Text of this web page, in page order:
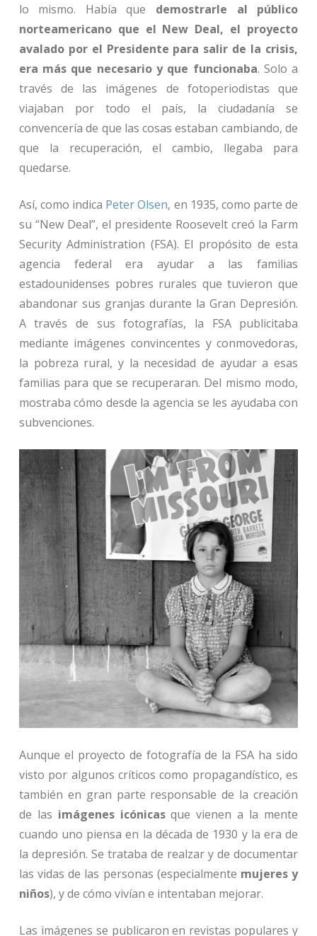
lo mismo. Había que demostrarle al público
norteamericano que el New Deal, el proyecto
avalado por el Presidente para salir de la crisis,
era más que necesario y que funcionaba. Solo a
través de las imágenes de fotoperiodistas que
viajaban por todo el país, la ciudadanía se
convencería de que las cosas estaban cambiando, de
que la recuperación, el cambio, llegaba para
quedarse.
Así, como indica Peter Olsen, en 1935, como parte de
su “New Deal”, el presidente Roosevelt creó la Farm
Security Administration (FSA). El propósito de esta
agencia federal era ayudar a las familias
estadounidenses pobres rurales que tuvieron que
abandonar sus granjas durante la Gran Depresión.
A través de sus fotografías, la FSA publicitaba
mediante imágenes convincentes y conmovedoras,
la pobreza rural, y la necesidad de ayudar a esas
familias para que se recuperaran. Del mismo modo,
mostraba cómo desde la agencia se les ayudaba con
subvenciones.
Aunque el proyecto de fotografía de la FSA ha sido
visto por algunos críticos como propagandístico, es
también en gran parte responsable de la creación
de las imágenes icónicasque vienen a la mente
cuando uno piensa en la década de 1930 y la era de
la depresión. Se trataba de realzar y de documentar
las vidas de las personas (especialmente mujeres y
niños), y de cómo vivían e intentaban mejorar.
Las imágenes se publicaron en revistas populares y